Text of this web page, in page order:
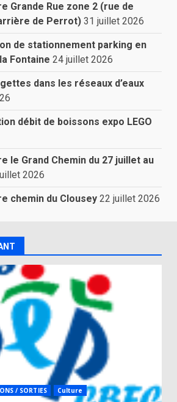
Grande Rue zone 2 (rue de
de Perrot) 31 juillet 2026
de stationnement parking en
Fontaine 24 juillet 2026
dans les réseaux d’eaux
débit de boissons expo LEGO
le Grand Chemin du 27 juillet au
2026
chemin du Clousey 22 juillet 2026
/ SORTIES Culture